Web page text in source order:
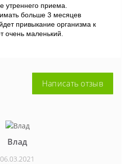
утреннего приема.
больше 3 месяцев
привыкание организма к
очень маленький.
Написать отзыв
Влад
06.03.2021